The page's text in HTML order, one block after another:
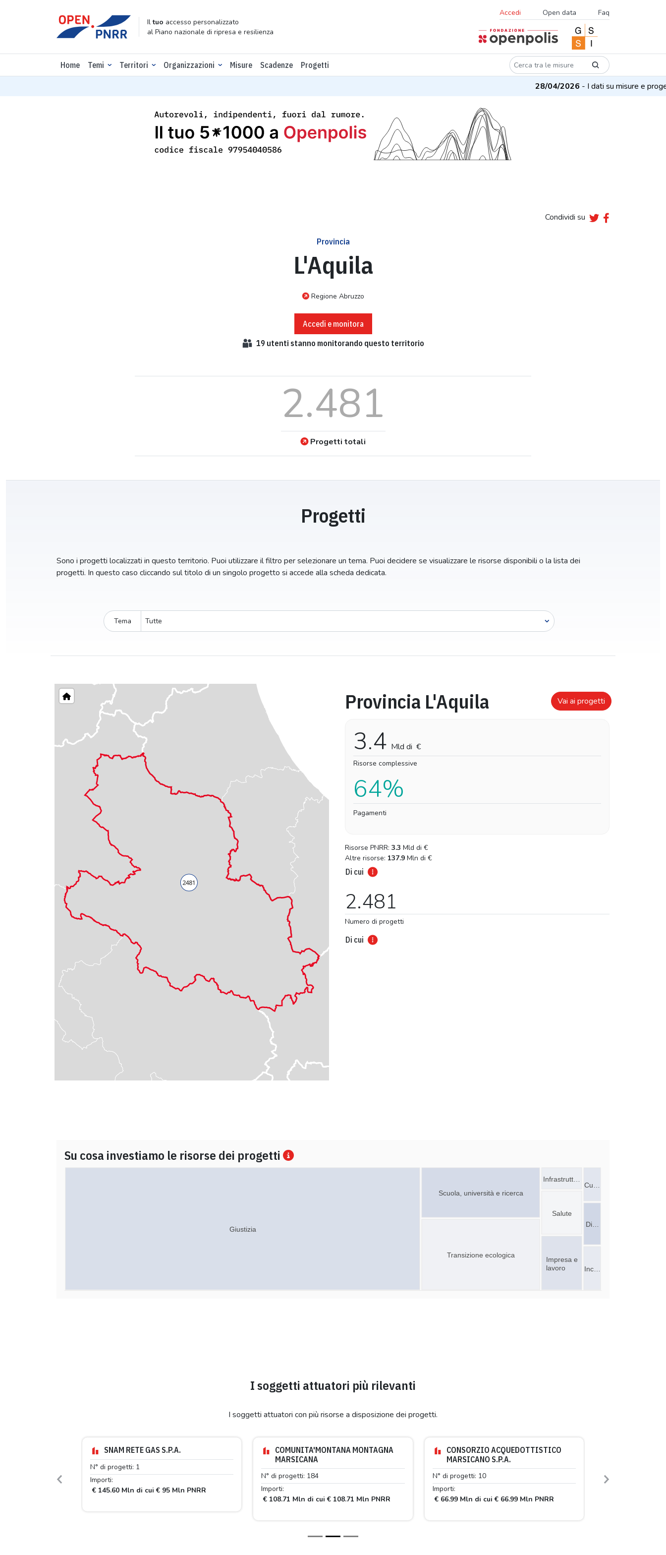
Iltuo accesso personalizzato
al Piano nazionale di ripresa e resilienza
Accedi Open data Faq
Home Temi Territori Organizzazioni Misure Scadenze Progetti
28/04/2026- I dati su misure e progetti
Condividi su
Provincia
L'Aquila
Regione Abruzzo
Accedi e monitora
19 utenti stanno monitorando questo territorio
2.481
Progetti totali
Progetti
Sono i progetti localizzati in questo territorio. Puoi utilizzare il filtro per selezionare un tema. Puoi decidere se visualizzare le risorse disponibili o la lista dei
progetti. In questo caso cliccando sul titolo di un singolo progetto si accede alla scheda dedicata.
Tema
Complessivo
Provincia L'Aquila Vai ai progetti
3.4 Mld di €
Risorse complessive
64%
Pagamenti
Risorse PNRR: 3.3 Mld di €
Altre risorse: 137.9 Mln di €
Di cui
2.481
Numero di progetti
Di cui
Su cosa investiamo le risorse dei progetti
Di…
Scuola, università e ricerca
Giustizia
Impresa e
lavoro
Cu…
Inc…
Infrastrutt…
Transizione ecologica
Salute
I soggetti attuatori più rilevanti
I soggetti attuatori con più risorse a disposizione dei progetti.
SNAM RETE GAS S.P.A.
N° di progetti: 1
Importi:
€ 145.60 Mln di cui € 95 Mln PNRR
COMUNITA'MONTANA MONTAGNA
MARSICANA
N° di progetti: 184
Importi:
€ 108.71 Mln di cui € 108.71 Mln PNRR
CONSORZIO ACQUEDOTTISTICO
MARSICANO S.P.A.
N° di progetti: 10
Importi:
€ 66.99 Mln di cui € 66.99 Mln PNRR
Previous Next